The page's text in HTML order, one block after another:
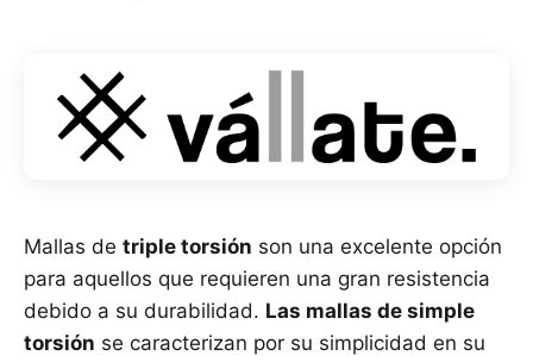
Mallas de triple torsión son una excelente opción
para aquellos que requieren una gran resistencia
debido a su durabilidad. Las mallas de simple
torsión se caracterizan por su simplicidad en su